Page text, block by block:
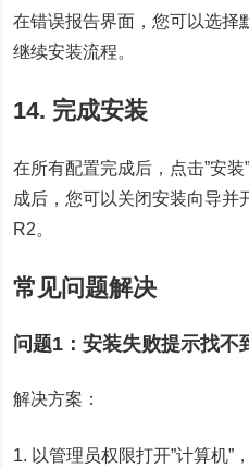
在错误报告界面，您可以选择
继续安装流程。
14. 完成安装
在所有配置完成后，点击”安
成后，您可以关闭安装向导并
R2。
常见问题解决
问题1：安装失败提示找不
解决方案：
以管理员权限打开”计算机”